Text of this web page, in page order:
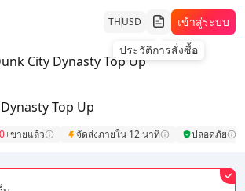
THUSD
ประวัติการสั่งซื้อ
เข้าสู่ระบบ
City Dynasty Top Up
Top Up
ขายแล้ว จัดส่งภายใน 12 นาที ปลอดภัย